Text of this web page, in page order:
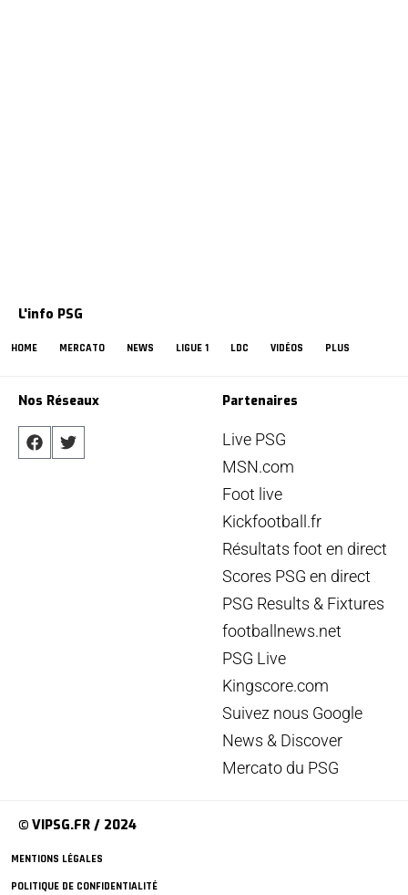
L'info PSG
HOME MERCATO NEWS LIGUE 1 LDC VIDÉOS PLUS
Nos Réseaux Partenaires
Live PSG
MSN.com
Foot live
Kickfootball.fr
Résultats foot en direct
Scores PSG en direct
PSG Results & Fixtures
footballnews.net
PSG Live
Kingscore.com
Suivez nous Google
News & Discover
Mercato du PSG
© VIPSG.FR / 2024
MENTIONS LÉGALES
POLITIQUE DE CONFIDENTIALITÉ